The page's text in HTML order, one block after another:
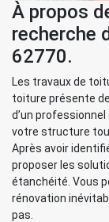
À propos
recherche
62770.
Les travaux de
toiture présente
d’un
votre structure
Après avoir
proposer les
étanchéité. Vous
rénovation
pas.